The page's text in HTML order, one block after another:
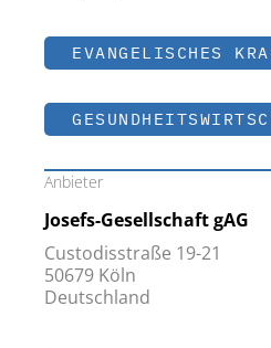
EVANGELISCHES
Anbieter
Josefs-Gesellschaft gAG
Custodisstraße 19-21
50679 Köln
Deutschland